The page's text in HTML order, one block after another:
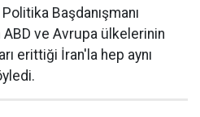
Başdanışmanı
ABD ve Avrupa ülkelerinin
erittiği İran'la hep aynı